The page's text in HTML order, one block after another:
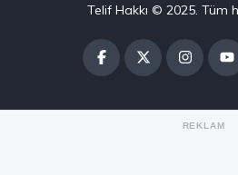
Telif Hakkı © 2025. Tüm
REKLAM